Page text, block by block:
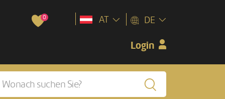
0
Login
AT DE